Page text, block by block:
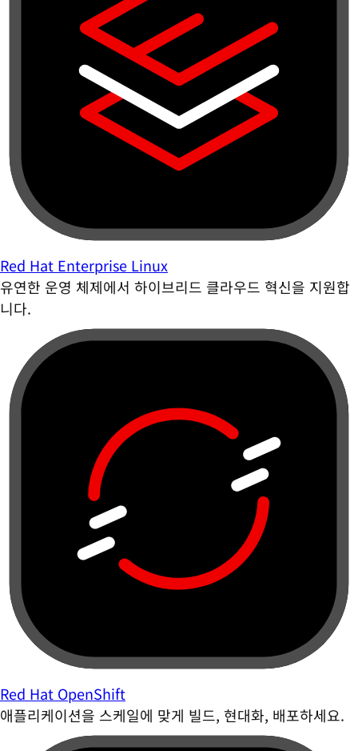
Red Hat Enterprise Linux
유연한 운영 체제에서 하이브리드 클라우드 혁신을 지원합
니다.
Red Hat OpenShift
애플리케이션을 스케일에 맞게 빌드, 현대화, 배포하세요.